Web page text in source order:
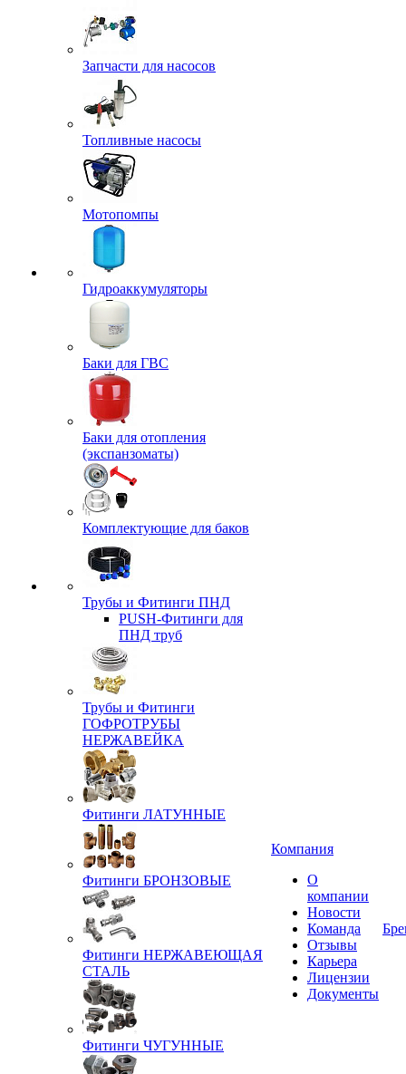
Запчасти для насосов
Топливные насосы
Мотопомпы
Гидроаккумуляторы
Баки для ГВС
Баки для отопления
(экспанзоматы)
Комплектующие для баков
Трубы и Фитинги ПНД
PUSH-Фитинги для
ПНД труб
Трубы и Фитинги
ГОФРОТРУБЫ
НЕРЖАВЕЙКА
Фитинги ЛАТУННЫЕ
Фитинги БРОНЗОВЫЕ
Фитинги НЕРЖАВЕЮЩАЯ
СТАЛЬ
Фитинги ЧУГУННЫЕ
Компания
О
компании
Новости
Команда
Отзывы
Карьера
Лицензии
Документы